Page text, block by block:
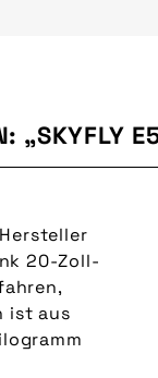
„SKYFLY
20-Zoll-
ist aus
von
mit
Der